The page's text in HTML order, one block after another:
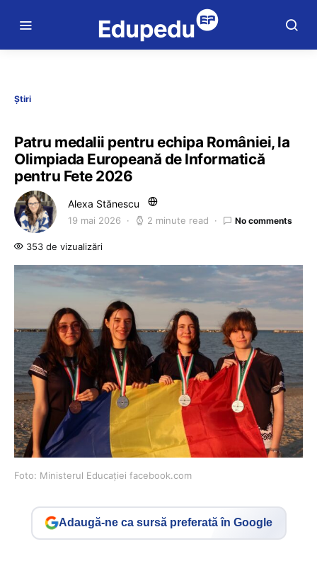
Știri
Patru medalii pentru echipa României, la
Olimpiada Europeană de Informatică
pentru Fete 2026
Alexa Stănescu
19 mai 2026 2 minute read No comments
353 de vizualizări
Foto: Ministerul Educației facebook.com
Adaugă-ne ca sursă preferată în Google